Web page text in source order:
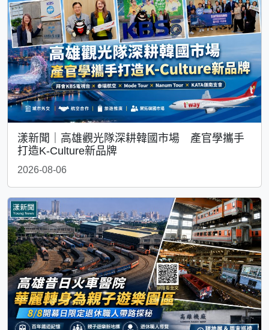
漾新聞｜高雄觀光隊深耕韓國市場 產官學攜手
打造K-Culture新品牌
2026-08-06